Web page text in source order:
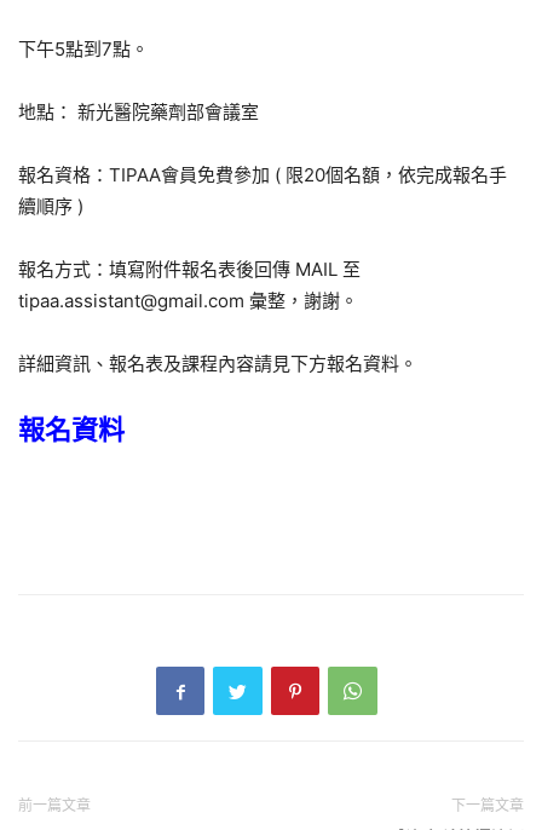
下午5點到7點。
地點： 新光醫院藥劑部會議室
報名資格：TIPAA會員免費參加 ( 限20個名額，依完成報名手
續順序 )
報名方式：填寫附件報名表後回傳 MAIL 至
tipaa.assistant@gmail.com 彙整，謝謝。
詳細資訊、報名表及課程內容請見下方報名資料。
報名資料
前一篇文章 下一篇文章